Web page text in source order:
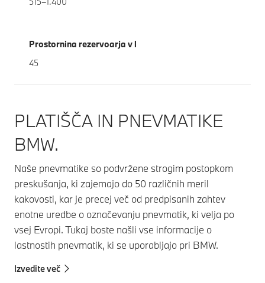
Prostornina rezervoarja v l
45
PLATIŠČA IN PNEVMATIKE
BMW.
Naše pnevmatike so podvržene strogim postopkom
preskušanja, ki zajemajo do 50 različnih meril
kakovosti, kar je precej več od predpisanih zahtev
enotne uredbe o označevanju pnevmatik, ki velja po
vsej Evropi. Tukaj boste našli vse informacije o
lastnostih pnevmatik, ki se uporabljajo pri BMW.
Izvedite več